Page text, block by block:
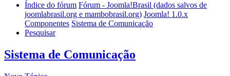
Índice do fórum Fórum - Joomla!Brasil (dados salvos de
joomlabrasil.org e mambobrasil.org) Joomla! 1.0.x
Componentes Sistema de Comunicação
Pesquisar
Sistema de Comunicação